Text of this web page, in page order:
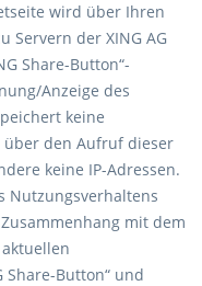
wird über Ihren
Servern der XING AG
Share-Button“-
Anzeige des
keine
über den Aufruf dieser
keine IP-Adressen.
Nutzungsverhaltens
mit dem
Share-Button“ und